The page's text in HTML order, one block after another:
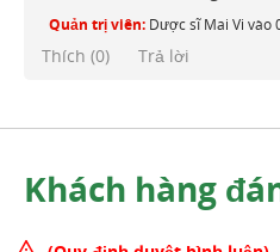
Quản trị viên: Dược sĩ Mai Vi vào
Thích (0) Trả lời
Khách hàng